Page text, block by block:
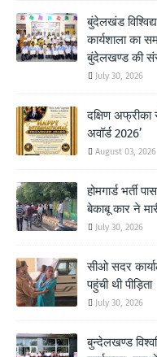
बुंदेलखंड
कार्यशाला का
बुंदेलखण्ड की
July 30, 2026
दक्षिण
अवॉर्ड 2026’
August 03, 2026
होमगार्ड भर्ती
बेकाबू कार ने
July 30, 2026
सीओ सदर
पहुंची थी पीड़िता
July 30, 2026
बुन्देलखण्ड